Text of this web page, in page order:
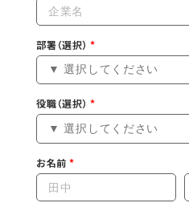
部署（選択）
役職（選択）
お名前